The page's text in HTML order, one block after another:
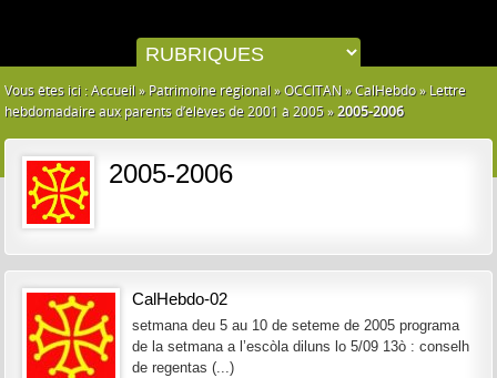
Vous êtes ici :Accueil » Patrimoine régional »OCCITAN »CalHebdo» Lettre
hebdomadaire aux parents d’élèves de 2001 à 2005 »2005-2006
2005-2006
CalHebdo-02
setmana deu 5 au 10 de seteme de 2005 programa
de la setmana a l’escòla diluns lo 5/09 13ò : conselh
de regentas (...)